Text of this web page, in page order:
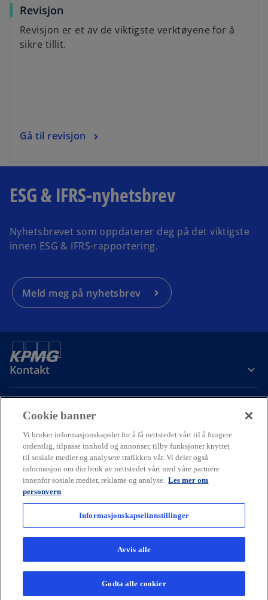
Revisjon
Revisjon er et av de viktigste verktøyene for å
sikre tillit.
Gå til revisjon
ESG & IFRS-nyhetsbrev
Nyhetsbrevet som oppdaterer deg på det viktigste
innen ESG & IFRS-rapportering.
Meld meg på nyhetsbrev
Kontakt
Om oss
Karriere
o
p
e
n
s
i
n
a
n
o
p
e
n
s
n
a
n
o
p
e
n
s
n
a
© 2026 KPMG AS and KPMG Law Advokatfirma AS, Norwegian limited
liability companies and a member firm of the KPMG global
organization of independent member firms affiliated with KPMG
For more detail about the structure of the KPMG global organization
Cookie banner
Vi bruker informasjonskapsler for å få nettstedet vårt til å fungere
ordentlig, tilpasse innhold og annonser, tilby funksjoner knyttet
til sosiale medier og analysere trafikken vår. Vi deler også
informasjon om din bruk av nettstedet vårt med våre partnere
innenfor sosiale medier, reklame og analyse. Les mer om
personvern
Informasjonskapselinnstillinger
Avvis alle
Godta alle cookier